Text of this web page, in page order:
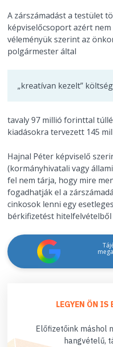
A zárszámadást a testület
képviselőcsoport azért
véleményük szerint az
polgármester által
„kreatívan kezelt”
tavaly 97 millió forinttal
kiadásokra tervezett 145
Hajnal Péter képviselő
(kormányhivatali vagy
fel nem tárja, hogy mire
fogadhatják el a
cinkosok lenni egy
bérkifizetést hitelfelvételből
LEGYEN ÖN IS
Előfizetőink máshol
hangvételű,